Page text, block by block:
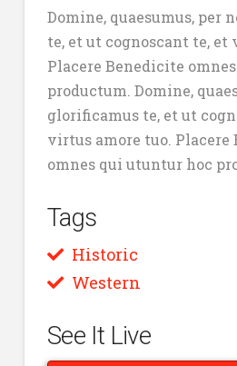
Domine, quaesumus, per
te, et ut cognoscant te, et
Placere Benedicite
productum. Domine,
glorificamus te, et ut
virtus amore tuo. Placere
omnes qui utuntur hoc
Tags
Historic
Western
See It Live